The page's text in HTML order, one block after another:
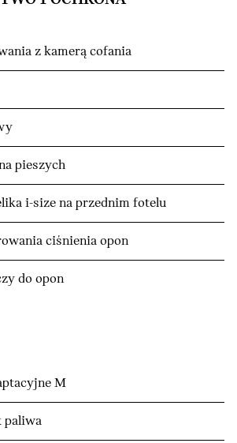
z kamerą cofania
pieszych
i-size na przednim fotelu
ciśnienia opon
do opon
M
paliwa